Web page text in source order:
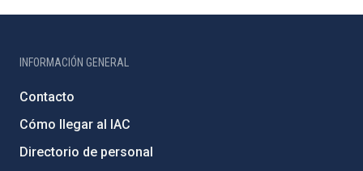
INFORMACIÓN GENERAL
Contacto
Cómo llegar al IAC
Directorio de personal